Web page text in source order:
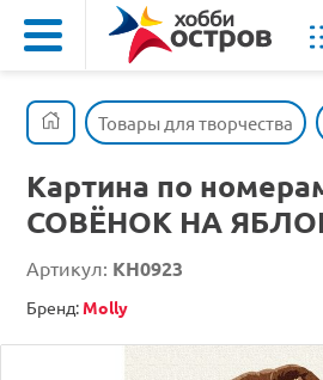
Товары для творчества
Картина по
СОВЁНОК НА
Артикул: KH0923
Бренд: Molly